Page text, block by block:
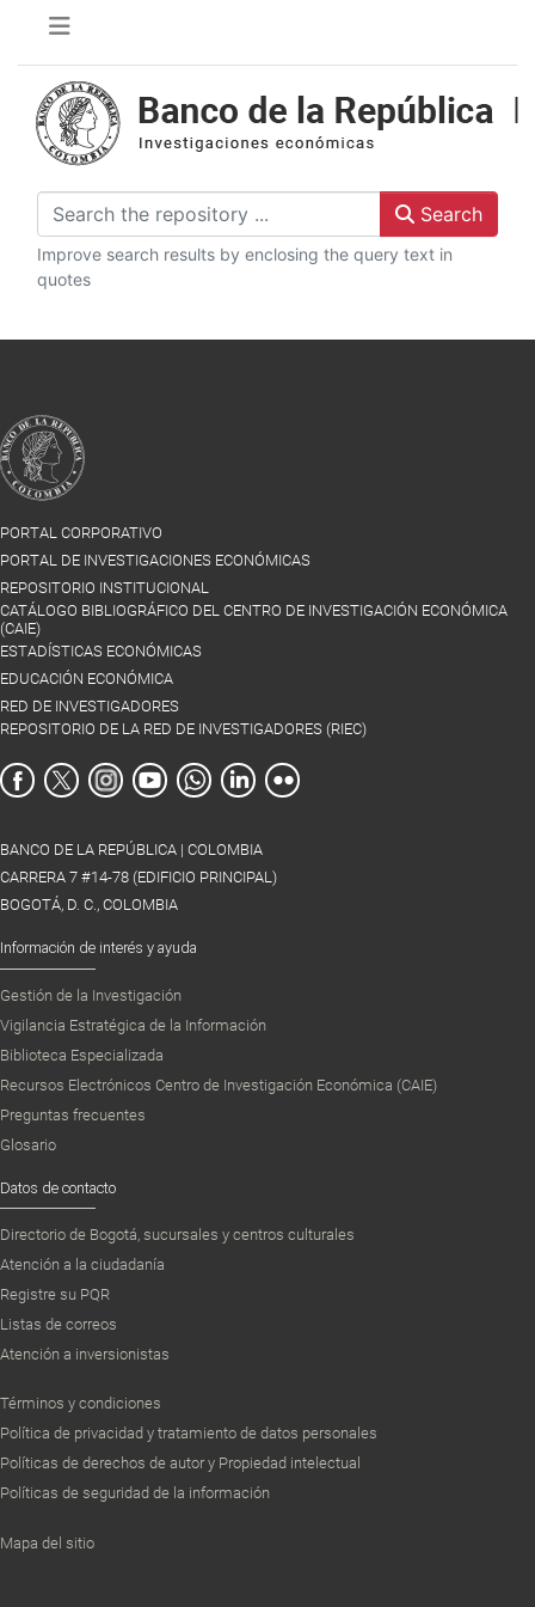
Search
Improve search results by enclosing the query text in
quotes
PORTAL CORPORATIVO
PORTAL DE INVESTIGACIONES ECONÓMICAS
REPOSITORIO INSTITUCIONAL
CATÁLOGO BIBLIOGRÁFICO DEL CENTRO DE INVESTIGACIÓN ECONÓMICA
(CAIE)
ESTADÍSTICAS ECONÓMICAS
EDUCACIÓN ECONÓMICA
RED DE INVESTIGADORES
REPOSITORIO DE LA RED DE INVESTIGADORES (RIEC)
BANCO DE LA REPÚBLICA | COLOMBIA
CARRERA 7 #14-78 (EDIFICIO PRINCIPAL)
BOGOTÁ, D. C., COLOMBIA
Información de interés y ayuda
Gestión de la Investigación
Vigilancia Estratégica de la Información
Biblioteca Especializada
Recursos Electrónicos Centro de Investigación Económica (CAIE)
Preguntas frecuentes
Glosario
Datos de contacto
Directorio de Bogotá, sucursales y centros culturales
Atención a la ciudadanía
Registre su PQR
Listas de correos
Atención a inversionistas
Términos y condiciones
Política de privacidad y tratamiento de datos personales
Políticas de derechos de autor y Propiedad intelectual
Políticas de seguridad de la información
Mapa del sitio